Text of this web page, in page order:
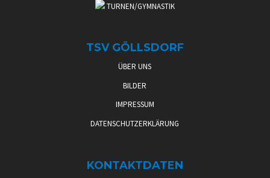
TURNEN/GYMNASTIK
TSV GÖLLSDORF
ÜBER UNS
BILDER
IMPRESSUM
DATENSCHUTZERKLÄRUNG
KONTAKTDATEN